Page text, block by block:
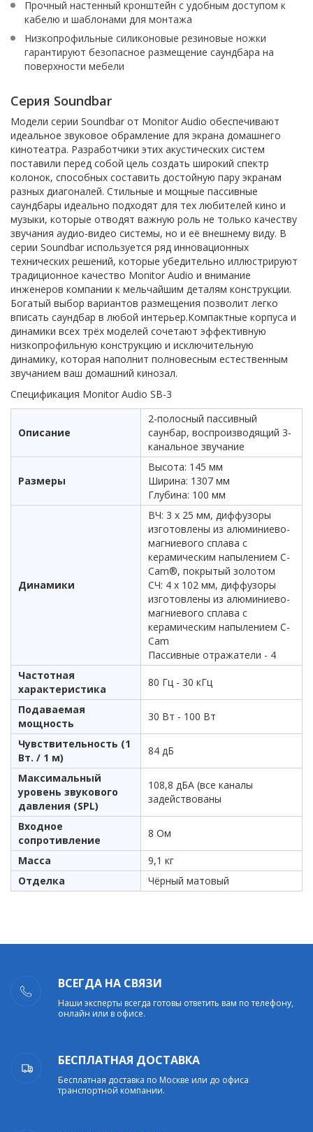
Прочный настенный кронштейн с удобным доступом к
кабелю и шаблонами для монтажа
Низкопрофильные силиконовые резиновые ножки
гарантируют безопасное размещение саундбара на
поверхности мебели
Серия Soundbar
Модели серии Soundbar от Monitor Audio обеспечивают
идеальное звуковое обрамление для экрана домашнего
кинотеатра. Разработчики этих акустических систем
поставили перед собой цель создать широкий спектр
колонок, способных составить достойную пару экранам
разных диагоналей. Стильные и мощные пассивные
саундбары идеально подходят для тех любителей кино и
музыки, которые отводят важную роль не только качеству
звучания аудио-видео системы, но и её внешнему виду. В
серии Soundbar используется ряд инновационных
технических решений, которые убедительно иллюстрируют
традиционное качество Monitor Audio и внимание
инженеров компании к мельчайшим деталям конструкции.
Богатый выбор вариантов размещения позволит легко
вписать саундбар в любой интерьер.Компактные корпуса и
динамики всех трёх моделей сочетают эффективную
низкопрофильную конструкцию и исключительную
динамику, которая наполнит полновесным естественным
звучанием ваш домашний кинозал.
Спецификация Monitor Audio SB-3
Описание
2-полосный пассивный
саунбар, воспроизводящий 3-
канальное звучание
Размеры
Высота: 145 мм
Ширина: 1307 мм
Глубина: 100 мм
Динамики
ВЧ: 3 х 25 мм, диффузоры
изготовлены из алюминиево-
магниевого сплава с
керамическим напылением C-
Cam®, покрытый золотом
СЧ: 4 х 102 мм, диффузоры
изготовлены из алюминиево-
магниевого сплава с
керамическим напылением C-
Cam
Пассивные отражатели - 4
Частотная
характеристика
80 Гц - 30 кГц
Подаваемая
мощность
30 Вт - 100 Вт
Чувствительность (1
Вт. / 1 м)
84 дБ
Максимальный
уровень звукового
давления (SPL)
108,8 дБА (все каналы
задействованы
Входное
сопротивление
8 Ом
Масса
9,1 кг
Отделка
Чёрный матовый
ВСЕГДА НА СВЯЗИ
Наши эксперты всегда готовы ответить вам по телефону,
онлайн или в офисе.
БЕСПЛАТНАЯ ДОСТАВКА
Бесплатная доставка по Москве или до офиса
транспортной компании.